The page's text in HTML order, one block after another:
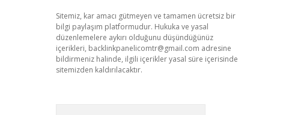
Sitemiz, kar amacı gütmeyen ve tamamen ücretsiz bir
bilgi paylaşım platformudur. Hukuka ve yasal
düzenlemelere aykırı olduğunu düşündüğünüz
içerikleri, backlinkpanelicomtr@gmail.com adresine
bildirmeniz halinde, ilgili içerikler yasal süre içerisinde
sitemizden kaldırılacaktır.